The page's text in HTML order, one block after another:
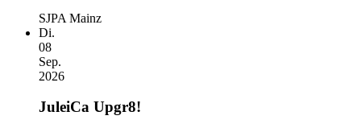
SJPA Mainz
Di.
08
Sep.
2026
JuleiCa Upgr8!